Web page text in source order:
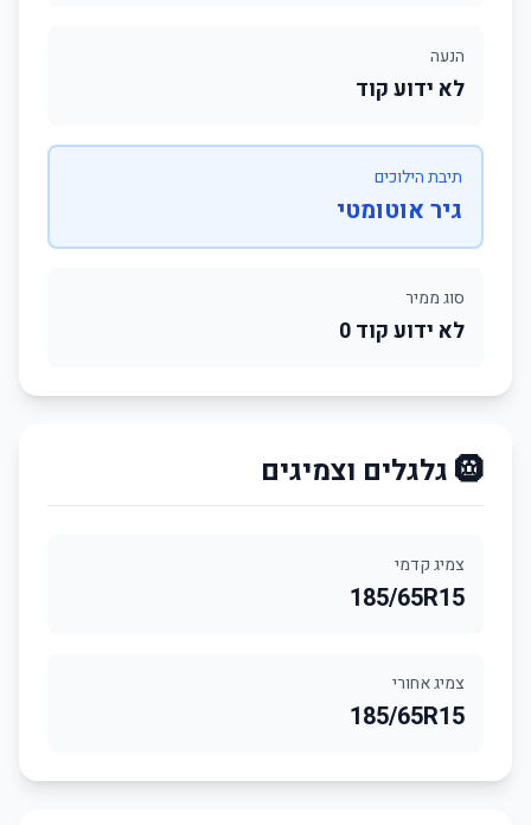
הנעה
לא ידוע קוד
תיבת הילוכים
גיר אוטומטי
סוג ממיר
לא ידוע קוד 0
🛞 גלגלים וצמיגים
צמיג קדמי
185/65R15
צמיג אחורי
185/65R15